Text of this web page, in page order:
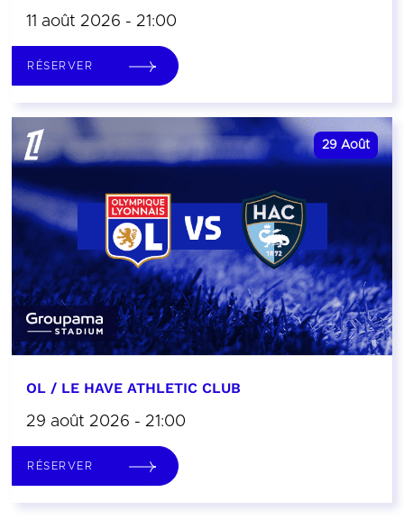
11 août 2026 - 21:00
RÉSERVER
29 Août
OL / LE HAVE ATHLETIC CLUB
29 août 2026 - 21:00
RÉSERVER